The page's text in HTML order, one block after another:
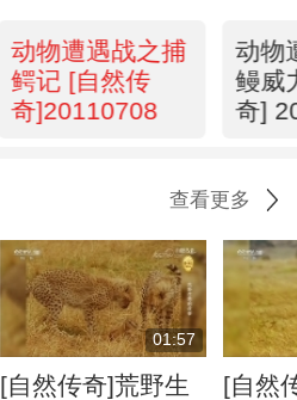
动物遭遇战之捕
鳄记 [自然传
奇]20110708
动物
鳗威
奇]
查看更多
01:57
[自然传奇]荒野生
[自然